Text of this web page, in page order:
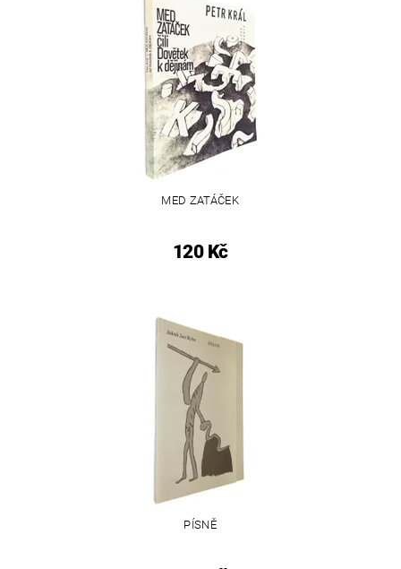
MED ZATÁČEK
120 Kč
PÍSNĚ